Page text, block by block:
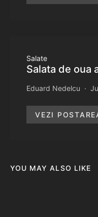
Salate
Salata de oua
Eduard Nedelcu
VEZI
YOU MAY ALSO LIKE